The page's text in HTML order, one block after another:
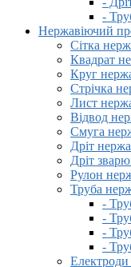
-
Нержавіючий
Сітка
Квадрат
Круг
Стрічка
Лист
Відвод
Смуга
Дріт
Дріт
Рулон
Труба
-
-
-
-
Електроди